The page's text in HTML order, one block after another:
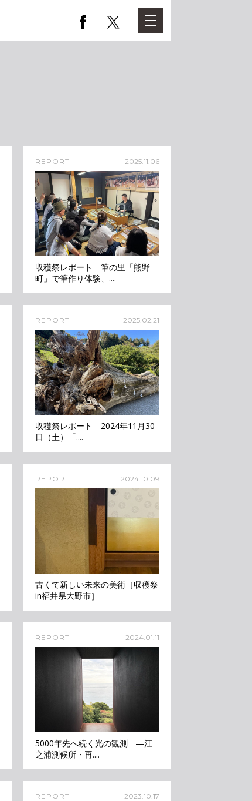
REPORT 2025.11.06
収穫祭レポート 筆の里「熊野
町」で筆作り体験、....
REPORT 2025.02.21
収穫祭レポート 2024年11月30
日（土）「....
REPORT 2024.10.09
古くて新しい未来の美術［収穫祭
in福井県大野市］
REPORT 2024.01.11
5000年先へ続く光の観測 ―江
之浦測候所・再....
REPORT 2023.10.17